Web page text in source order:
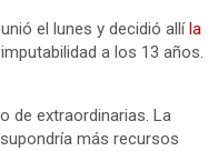
el lunes y decidió allíla
a los 13 años.
de extraordinarias. La
más recursos